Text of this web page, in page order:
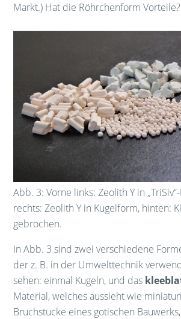
Markt.) Hat die Röhrchenform Vorteile?
Abb. 3: Vorne links: Zeolith Y in
rechts: Zeolith Y in Kugelform, hinten:
gebrochen.
In Abb. 3 sind zwei verschiedene
der z. B. in der Umwelttechnik
sehen: einmal Kugeln, und das
Material, welches aussieht wie
Bruchstücke eines gotischen Bauwerks,